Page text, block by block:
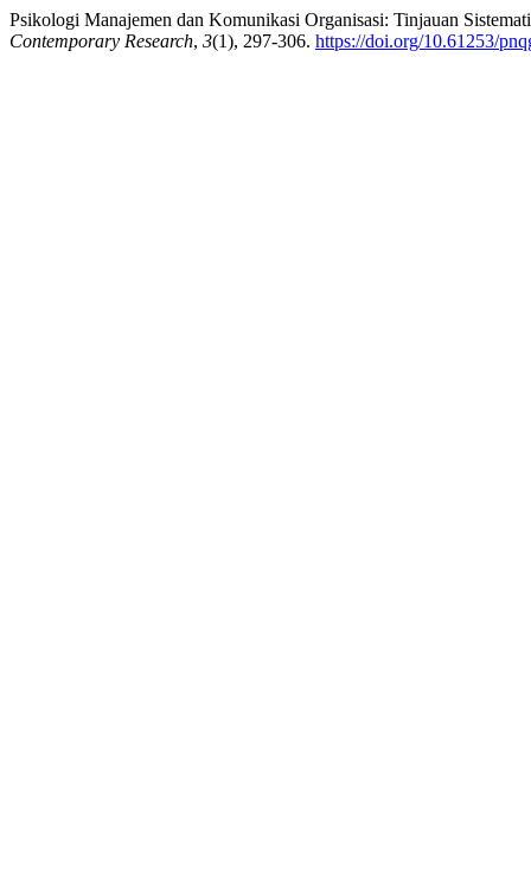
Psikologi Manajemen dan Komunikasi Organisasi: Tinjauan
Contemporary Research, 3(1), 297-306. https://doi.org/10.61253/